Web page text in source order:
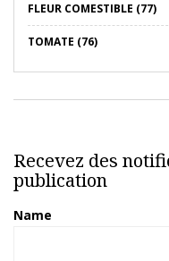
FLEUR COMESTIBLE (77)
TOMATE (76)
Recevez des
publication
Name